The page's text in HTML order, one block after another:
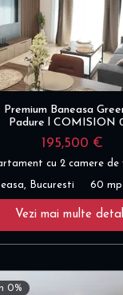
Premium Baneasa
Padure l COMISION
195,500 €
cu 2 camere de
Bucuresti 60 mp
Vezi mai multe
0%